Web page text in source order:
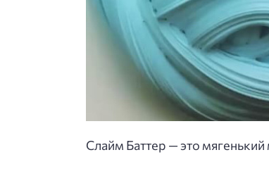
Слайм Баттер — это